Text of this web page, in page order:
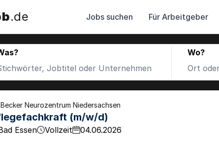
.de Jobs suchen Für Arbeitgeber
Wo?
Becker Neurozentrum Niedersachsen
(m/w/d)
Essen Vollzeit 04.06.2026